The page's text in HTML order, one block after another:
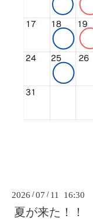
2026 /07 / 11 16:30
夏が来た！！